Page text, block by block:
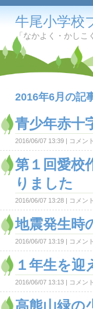
牛尾小学校
「なかよく・かしこ
2016年6月の記
青少年赤十
2016/06/07 13:39 コメン
第１回愛校
りました
2016/06/07 13:28 コメン
地震発生時
2016/06/07 13:19 コメン
１年生を迎
2016/06/07 13:13 コメン
高熊山緑の